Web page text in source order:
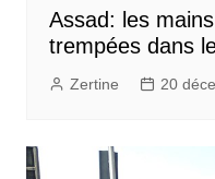
Assad: les
trempées dans
Zertine 20